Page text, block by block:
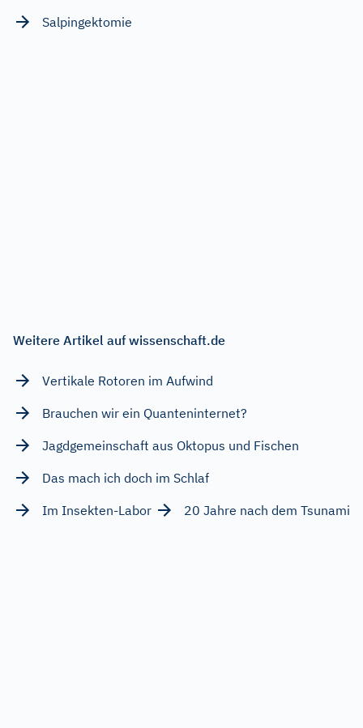
Salpingektomie
Weitere Artikel auf wissenschaft.de
Vertikale Rotoren im Aufwind
Brauchen wir ein Quanteninternet?
Jagdgemeinschaft aus Oktopus und Fischen
Das mach ich doch im Schlaf
Im Insekten-Labor
20 Jahre nach dem Tsunami